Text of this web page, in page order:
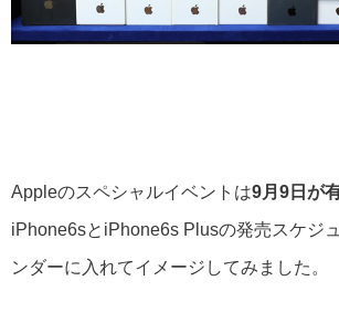
Appleのスペシャルイベントは9月9日が
iPhone6sとiPhone6s Plusの発売スケジ
ンダーに入れてイメージしてみました。